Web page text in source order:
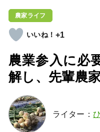
農家ライフ
+1
農業参入に必
解し、先輩農
ライター：